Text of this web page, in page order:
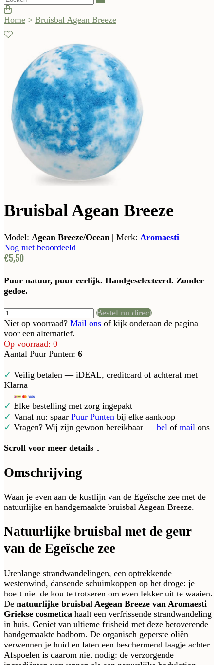
Home > Bruisbal Agean Breeze
Bruisbal Agean Breeze
Model: Agean Breeze/Ocean | Merk: Aromaesti
Nog niet beoordeeld
€5,50
Puur natuur, puur eerlijk. Handgeselecteerd. Zonder
gedoe.
Bestel nu direct
Niet op voorraad? Mail ons of kijk onderaan de pagina
voor een alternatief.
Op voorraad: 0
Aantal Puur Punten: 6
✓ Veilig betalen — iDEAL, creditcard of achteraf met
Klarna
✓ Elke bestelling met zorg ingepakt
✓ Vanaf nu: spaar Puur Punten bij elke aankoop
✓ Vragen? Wij zijn gewoon bereikbaar — bel of mail ons
Scroll voor meer details ↓
Omschrijving
Waan je even aan de kustlijn van de Egeïsche zee met de
natuurlijke en handgemaakte bruisbal Aegean Breeze.
Natuurlijke bruisbal met de geur
van de Egeïsche zee
Urenlange strandwandelingen, een optrekkende
westenwind, dansende schuimkoppen op het droge: je
hoeft niet de kou te trotseren om even lekker uit te waaien.
De natuurlijke bruisbal Aegean Breeze van Aromaesti
Griekse cosmetica haalt een verfrissende strandwandeling
in huis. Geniet van ultieme frisheid met deze betoverende
handgemaakte badbom. De organisch geperste oliën
verwennen je huid en laten een beschermend laagje achter.
Afspoelen is daarom niet nodig: de verzorgende